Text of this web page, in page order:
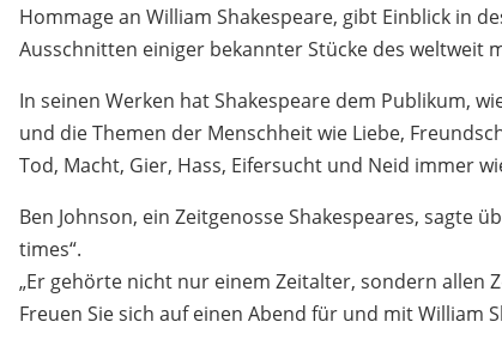
Hommage an William Shakespeare, gibt Einblick in
Ausschnitten einiger bekannter Stücke des weltweit
In seinen Werken hat Shakespeare dem Publikum,
und die Themen der Menschheit wie Liebe,
Tod, Macht, Gier, Hass, Eifersucht und Neid immer
Ben Johnson, ein Zeitgenosse Shakespeares, sagte
times“.
„Er gehörte nicht nur einem Zeitalter, sondern allen
Freuen Sie sich auf einen Abend für und mit William